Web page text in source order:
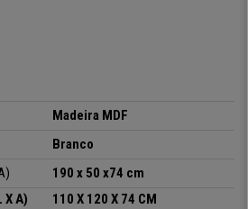
de trabalho
de armazenagem
terá sempre tudo organizado, poderá
relativo ao espaço.
Madeira MDF
Branco
190 x 50 x74 cm
X A) 110 X 120 X 74 CM